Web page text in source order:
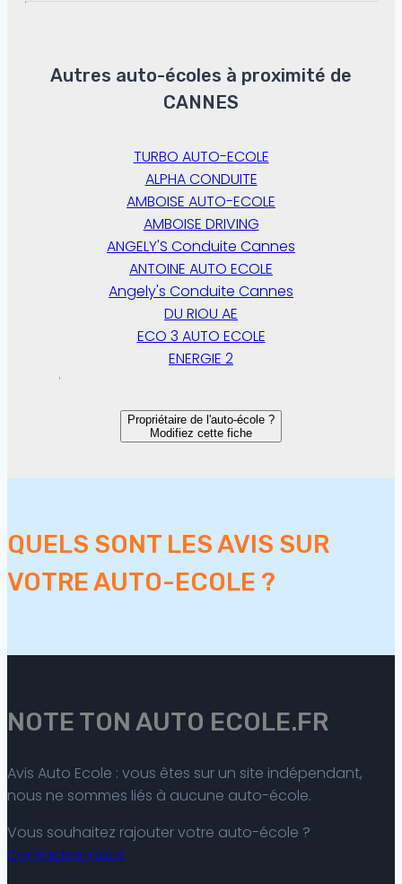
Autres auto-écoles à proximité de
CANNES
TURBO AUTO-ECOLE
ALPHA CONDUITE
AMBOISE AUTO-ECOLE
AMBOISE DRIVING
ANGELY'S Conduite Cannes
ANTOINE AUTO ECOLE
Angely's Conduite Cannes
DU RIOU AE
ECO 3 AUTO ECOLE
ENERGIE 2
Propriétaire de l'auto-école ?
Modifiez cette fiche
QUELS SONT LES AVIS SUR
VOTRE AUTO-ECOLE ?
NOTE TON AUTO ECOLE.FR
Avis Auto Ecole : vous êtes sur un site indépendant,
nous ne sommes liés à aucune auto-école.
Vous souhaitez rajouter votre auto-école ?
Contactez-nous